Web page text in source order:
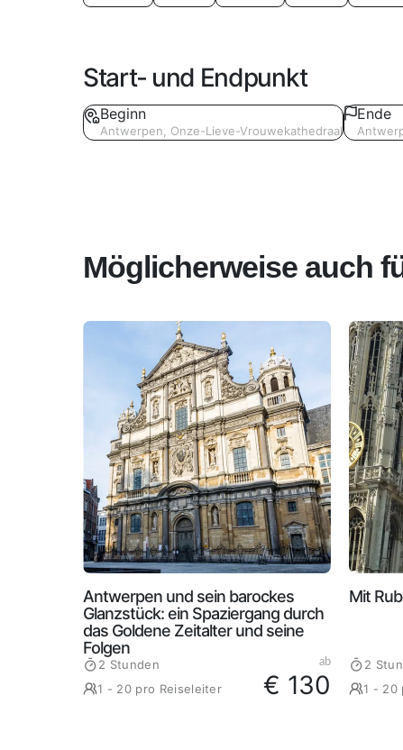
Start- und Endpunkt
Beginn
Antwerpen, Onze-Lieve-Vrouwekathedraal
Ende
Möglicherweise auch
Antwerpen und sein barockes
Glanzstück: ein Spaziergang durch
das Goldene Zeitalter und seine
Folgen
2 Stunden
1 - 20 pro Reiseleiter
ab
€ 130
Mit
2
1 - 20